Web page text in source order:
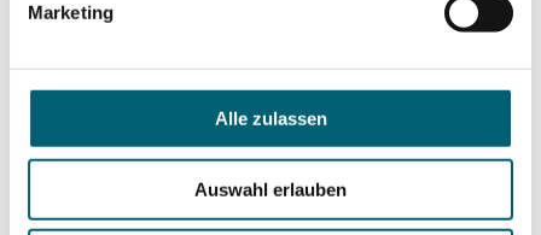
Marketing
Alle zulassen
Auswahl erlauben
Aktuelles
Kontakt
Weitere
Details
Sprachkenntnisse
Deutsch
Englisch